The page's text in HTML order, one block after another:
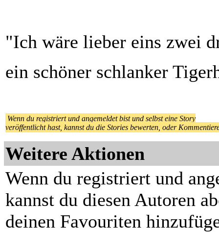
"Ich wäre lieber eins zwei
ein schöner schlanker
Wenn du registriert und angemeldet bist und selbst eine Story
veröffentlicht hast, kannst du die Stories bewerten, oder
Weitere Aktionen
Wenn du registriert und
kannst du diesen Autoren
deinen Favouriten